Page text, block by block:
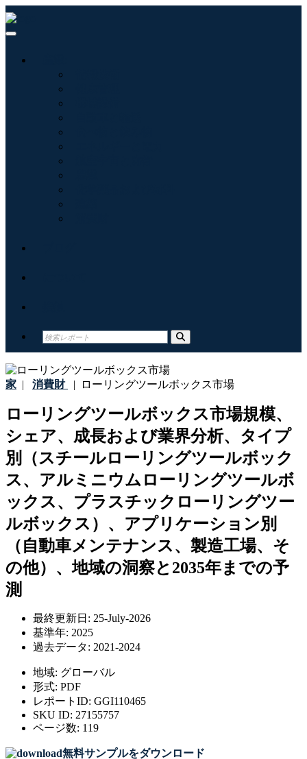
家 | 消費財 | ローリングツールボックス市場
ローリングツールボックス市場規模、
シェア、成長および業界分析、タイプ
別（スチールローリングツールボック
ス、アルミニウムローリングツールボ
ックス、プラスチックローリングツー
ルボックス）、アプリケーション別
（自動車メンテナンス、製造工場、そ
の他）、地域の洞察と2035年までの予
測
最終更新日: 25-July-2026
基準年: 2025
過去データ: 2021-2024
地域: グローバル
形式: PDF
レポートID: GGI110465
SKU ID: 27155757
ページ数: 119
無料サンプルをダウンロード